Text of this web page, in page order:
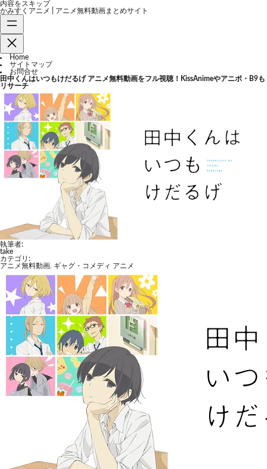
内容をスキップ
かみすくアニメ | アニメ無料動画まとめサイト
Home
サイトマップ
お問合せ
田中くんはいつもけだるげ アニメ無料動画をフル視聴！KissAnimeやアニポ・B9も
リサーチ
執筆者:
take
カテゴリ:
アニメ無料動画 ギャグ・コメディ アニメ